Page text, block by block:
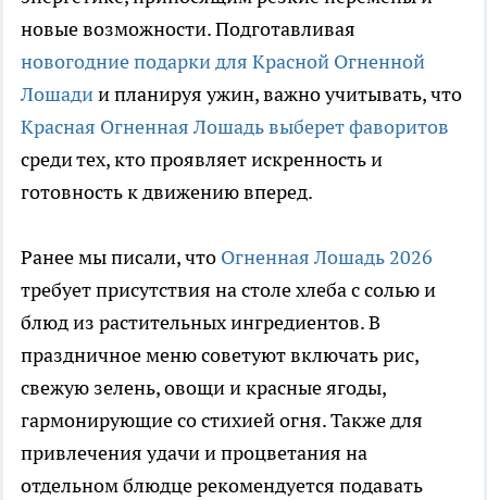
новые возможности. Подготавливая
новогодние подарки для Красной Огненной
Лошадии планируя ужин, важно учитывать, что
Красная Огненная Лошадь выберет фаворитов
среди тех, кто проявляет искренность и
готовность к движению вперед.
Ранее мы писали, что Огненная Лошадь 2026
требует присутствия на столе хлеба с солью и
блюд из растительных ингредиентов. В
праздничное меню советуют включать рис,
свежую зелень, овощи и красные ягоды,
гармонирующие со стихией огня. Также для
привлечения удачи и процветания на
отдельном блюдце рекомендуется подавать